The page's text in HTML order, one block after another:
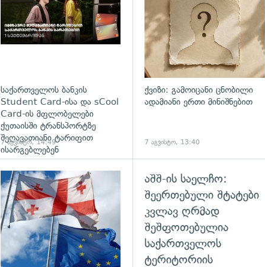
საქართველოს ბანკის
Student Card-ისა და sCool
Card-ის მფლობელები
ქუთაისში ტრანსპორტზე
შეღავათიანი ტარიფით
ისარგებლებენ
7 აგვისტო, 14:49
ქვიზი: გამოიცანი ცნობილი
ადამიანი ერთი მინიშნებით
7 აგვისტო, 13:40
გადახედვა
აშშ-ის საელჩო:
შეერთებული შტატები
კვლავ ღრმად
შეშფოთებულია
საქართველოს
ტერიტორიის